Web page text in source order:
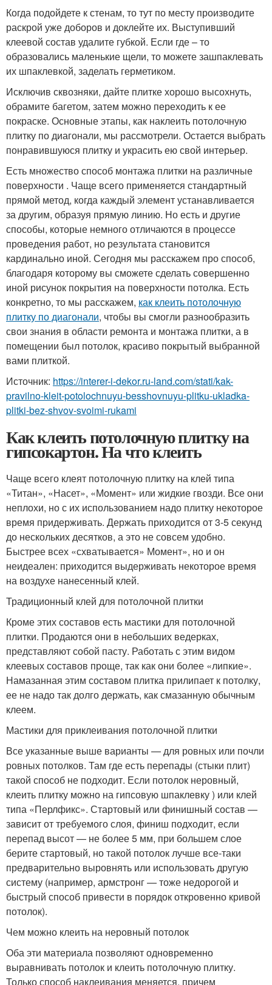
Когда подойдете к стенам, то тут по месту производите
раскрой уже доборов и доклейте их. Выступивший
клеевой состав удалите губкой. Если где – то
образовались маленькие щели, то можете зашпаклевать
их шпаклевкой, заделать герметиком.
Исключив сквозняки, дайте плитке хорошо высохнуть,
обрамите багетом, затем можно переходить к ее
покраске. Основные этапы, как наклеить потолочную
плитку по диагонали, мы рассмотрели. Остается выбрать
понравившуюся плитку и украсить ею свой интерьер.
Есть множество способ монтажа плитки на различные
поверхности . Чаще всего применяется стандартный
прямой метод, когда каждый элемент устанавливается
за другим, образуя прямую линию. Но есть и другие
способы, которые немного отличаются в процессе
проведения работ, но результата становится
кардинально иной. Сегодня мы расскажем про способ,
благодаря которому вы сможете сделать совершенно
иной рисунок покрытия на поверхности потолка. Есть
конкретно, то мы расскажем, как клеить потолочную
плитку по диагонали, чтобы вы смогли разнообразить
свои знания в области ремонта и монтажа плитки, а в
помещении был потолок, красиво покрытый выбранной
вами плиткой.
Источник: https://interer-i-dekor.ru-land.com/stati/kak-
pravilno-kleit-potolochnuyu-besshovnuyu-plitku-ukladka-
plitki-bez-shvov-svoimi-rukami
Как клеить потолочную плитку на
гипсокартон. На что клеить
Чаще всего клеят потолочную плитку на клей типа
«Титан», «Насет», «Момент» или жидкие гвозди. Все они
неплохи, но с их использованием надо плитку некоторое
время придерживать. Держать приходится от 3-5 секунд
до нескольких десятков, а это не совсем удобно.
Быстрее всех «схватывается» Момент», но и он
неидеален: приходится выдерживать некоторое время
на воздухе нанесенный клей.
Традиционный клей для потолочной плитки
Кроме этих составов есть мастики для потолочной
плитки. Продаются они в небольших ведерках,
представляют собой пасту. Работать с этим видом
клеевых составов проще, так как они более «липкие».
Намазанная этим составом плитка прилипает к потолку,
ее не надо так долго держать, как смазанную обычным
клеем.
Мастики для приклеивания потолочной плитки
Все указанные выше варианты — для ровных или почли
ровных потолков. Там где есть перепады (стыки плит)
такой способ не подходит. Если потолок неровный,
клеить плитку можно на гипсовую шпаклевку ) или клей
типа «Перлфикс». Стартовый или финишный состав —
зависит от требуемого слоя, финиш подходит, если
перепад высот — не более 5 мм, при большем слое
берите стартовый, но такой потолок лучше все-таки
предварительно выровнять или использовать другую
систему (например, армстронг — тоже недорогой и
быстрый способ привести в порядок откровенно кривой
потолок).
Чем можно клеить на неровный потолок
Оба эти материала позволяют одновременно
выравнивать потолок и клеить потолочную плитку.
Только способ наклеивания меняется, причем